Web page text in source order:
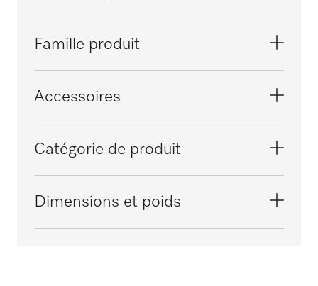
Famille produit
Accessoires
PST 1710
Catégorie de produit
Dimensions et poids